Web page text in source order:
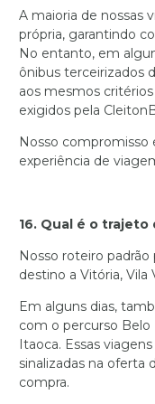
A maioria de nossas
própria, garantindo
No entanto, em
ônibus terceirizados
aos mesmos
exigidos pela
Nosso compromisso
experiência de
16. Qual é o trajeto
Nosso roteiro
destino a Vitória, Vila
Em alguns dias,
com o percurso
Itaoca. Essas
sinalizadas na oferta
compra.